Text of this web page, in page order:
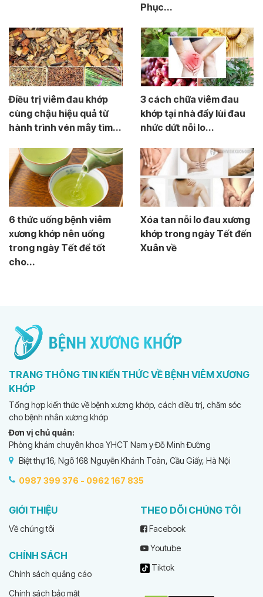
Phục...
Điều trị viêm đau khớp
cùng chậu hiệu quả từ
hành trình vén mây tìm...
3 cách chữa viêm đau
khớp tại nhà đẩy lùi đau
nhức dứt nỗi lo...
6 thức uống bệnh viêm
xương khớp nên uống
trong ngày Tết để tốt
cho...
Xóa tan nỗi lo đau xương
khớp trong ngày Tết đến
Xuân về
TRANG THÔNG TIN KIẾN THỨC VỀ BỆNH VIÊM XƯƠNG
KHỚP
Tổng hợp kiến thức về bệnh xương khớp, cách điều trị, chăm sóc
cho bệnh nhân xương khớp
Đơn vị chủ quản:
Phòng khám chuyên khoa YHCT Nam y Đỗ Minh Đường
Biệt thự 16, Ngõ 168 Nguyễn Khánh Toàn, Cầu Giấy, Hà Nội
0987 399 376 - 0962 167 835
GIỚI THIỆU
Về chúng tôi
CHÍNH SÁCH
Chính sách quảng cáo
Chính sách bảo mật
THEO DÕI CHÚNG TÔI
Facebook
Youtube
Tiktok